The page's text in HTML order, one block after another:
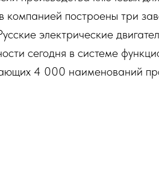
компанией построены три
электрические
сегодня в системе
4 000 наименований